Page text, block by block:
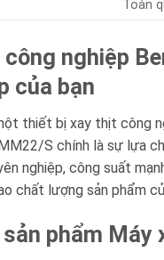
Toàn
nghiệp
của bạn
thiết bị xay thịt công
S chính là sự lựa
nghiệp, công suất
chất lượng sản phẩm
sản phẩm